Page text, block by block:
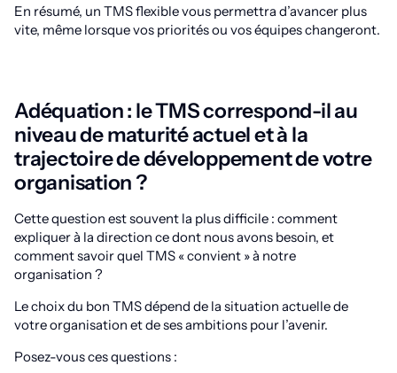
En résumé, un TMS flexible vous permettra d’avancer plus
vite, même lorsque vos priorités ou vos équipes changeront.
Adéquation : le TMS correspond-il au
niveau de maturité actuel et à la
trajectoire de développement de votre
organisation ?
Cette question est souvent la plus difficile : comment
expliquer à la direction ce dont nous avons besoin, et
comment savoir quel TMS « convient » à notre
organisation ?
Le choix du bon TMS dépend de la situation actuelle de
votre organisation et de ses ambitions pour l’avenir.
Posez-vous ces questions :